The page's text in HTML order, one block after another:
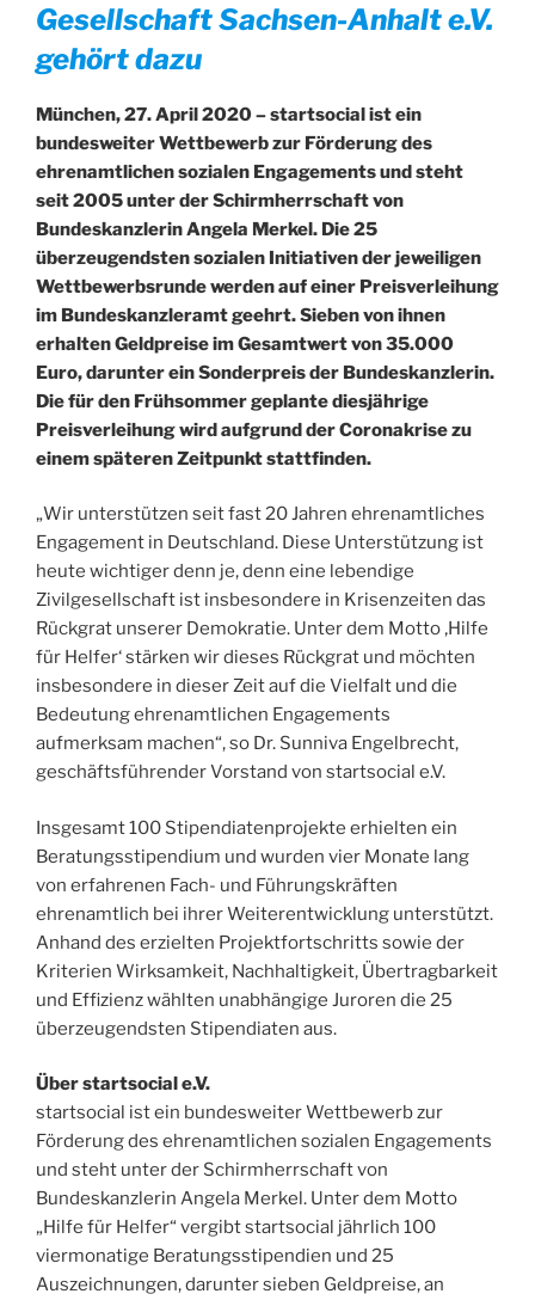
Gesellschaft Sachsen-Anhalt e.V.
gehört dazu
München, 27. April 2020 – startsocial ist ein
bundesweiter Wettbewerb zur Förderung des
ehrenamtlichen sozialen Engagements und steht
seit 2005 unter der Schirmherrschaft von
Bundeskanzlerin Angela Merkel. Die 25
überzeugendsten sozialen Initiativen der jeweiligen
Wettbewerbsrunde werden auf einer Preisverleihung
im Bundeskanzleramt geehrt. Sieben von ihnen
erhalten Geldpreise im Gesamtwert von 35.000
Euro, darunter ein Sonderpreis der Bundeskanzlerin.
Die für den Frühsommer geplante diesjährige
Preisverleihung wird aufgrund der Coronakrise zu
einem späteren Zeitpunkt stattfinden.
„Wir unterstützen seit fast 20 Jahren ehrenamtliches
Engagement in Deutschland. Diese Unterstützung ist
heute wichtiger denn je, denn eine lebendige
Zivilgesellschaft ist insbesondere in Krisenzeiten das
Rückgrat unserer Demokratie. Unter dem Motto ‚Hilfe
für Helfer‘ stärken wir dieses Rückgrat und möchten
insbesondere in dieser Zeit auf die Vielfalt und die
Bedeutung ehrenamtlichen Engagements
aufmerksam machen“, so Dr. Sunniva Engelbrecht,
geschäftsführender Vorstand von startsocial e.V.
Insgesamt 100 Stipendiatenprojekte erhielten ein
Beratungsstipendium und wurden vier Monate lang
von erfahrenen Fach- und Führungskräften
ehrenamtlich bei ihrer Weiterentwicklung unterstützt.
Anhand des erzielten Projektfortschritts sowie der
Kriterien Wirksamkeit, Nachhaltigkeit, Übertragbarkeit
und Effizienz wählten unabhängige Juroren die 25
überzeugendsten Stipendiaten aus.
Über startsocial e.V.
startsocial ist ein bundesweiter Wettbewerb zur
Förderung des ehrenamtlichen sozialen Engagements
und steht unter der Schirmherrschaft von
Bundeskanzlerin Angela Merkel. Unter dem Motto
„Hilfe für Helfer“ vergibt startsocial jährlich 100
viermonatige Beratungsstipendien und 25
Auszeichnungen, darunter sieben Geldpreise, an